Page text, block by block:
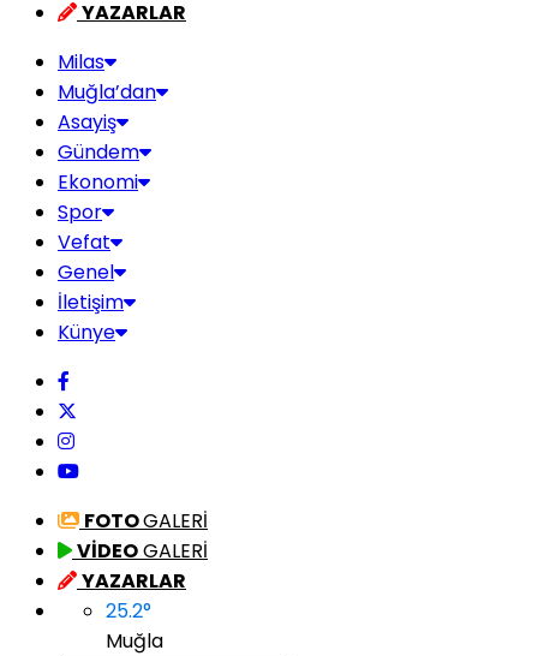
YAZARLAR
Milas
Muğla’dan
Asayiş
Gündem
Ekonomi
Spor
Vefat
Genel
İletişim
Künye
FOTOGALERİ
VİDEOGALERİ
YAZARLAR
25.2°
Muğla